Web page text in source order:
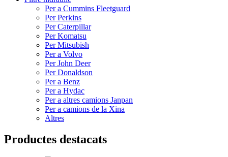
Per a Cummins Fleetguard
Per Perkins
Per Caterpillar
Per Komatsu
Per Mitsubish
Per a Volvo
Per John Deer
Per Donaldson
Per a Benz
Per a Hydac
Per a altres camions Janpan
Per a camions de la Xina
Altres
Productes destacats